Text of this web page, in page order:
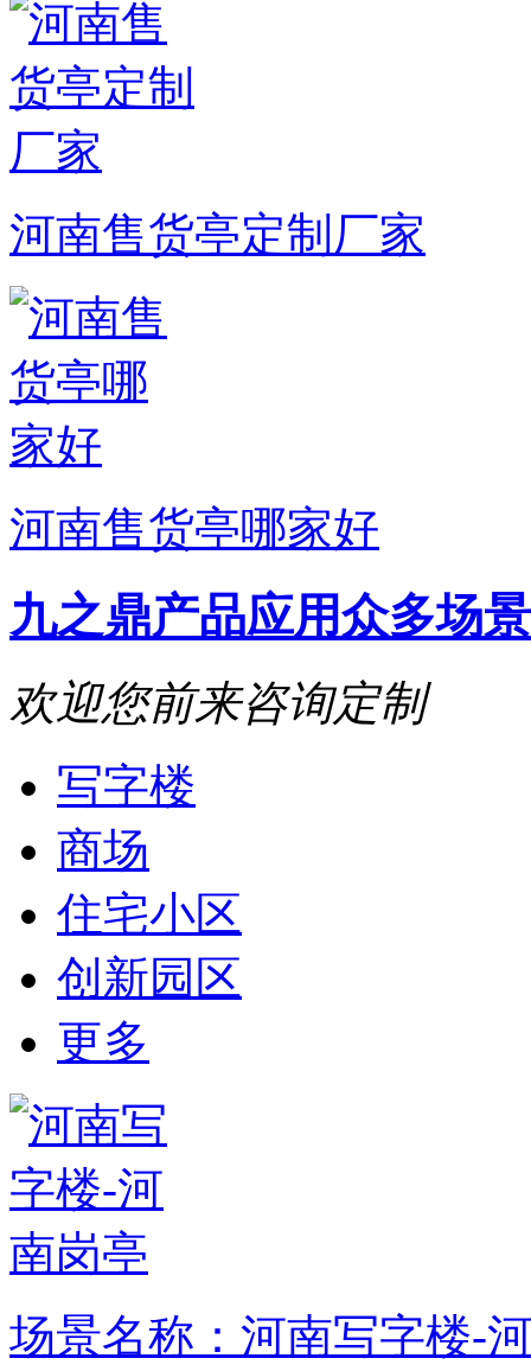
河南售货亭定制厂家
河南售货亭哪家好
九之鼎产品应用众多场景
欢迎您前来咨询定制
写字楼
商场
住宅小区
创新园区
更多
场景名称：河南写字楼-